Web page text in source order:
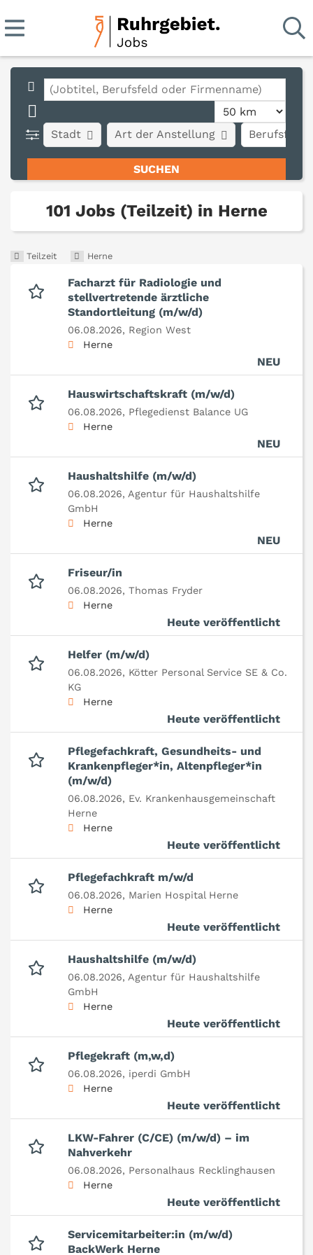
Stadt Art der Anstellung Berufsfeld
101 Jobs (Teilzeit) in Herne
Teilzeit Herne
Facharzt für Radiologie und
stellvertretende ärztliche
Standortleitung (m/w/d)
06.08.2026, Region West
Herne
NEU
Hauswirtschaftskraft (m/w/d)
06.08.2026, Pflegedienst Balance UG
Herne
NEU
Haushaltshilfe (m/w/d)
06.08.2026, Agentur für Haushaltshilfe
GmbH
Herne
NEU
Friseur/in
06.08.2026, Thomas Fryder
Herne
Heute veröffentlicht
Helfer (m/w/d)
06.08.2026, Kötter Personal Service SE & Co.
KG
Herne
Heute veröffentlicht
Pflegefachkraft, Gesundheits- und
Krankenpfleger*in, Altenpfleger*in
(m/w/d)
06.08.2026, Ev. Krankenhausgemeinschaft
Herne
Herne
Heute veröffentlicht
Pflegefachkraft m/w/d
06.08.2026, Marien Hospital Herne
Herne
Heute veröffentlicht
Haushaltshilfe (m/w/d)
06.08.2026, Agentur für Haushaltshilfe
GmbH
Herne
Heute veröffentlicht
Pflegekraft (m,w,d)
06.08.2026, iperdi GmbH
Herne
Heute veröffentlicht
LKW-Fahrer (C/CE) (m/w/d) – im
Nahverkehr
06.08.2026, Personalhaus Recklinghausen
Herne
Heute veröffentlicht
Servicemitarbeiter:in (m/w/d)
BackWerk Herne